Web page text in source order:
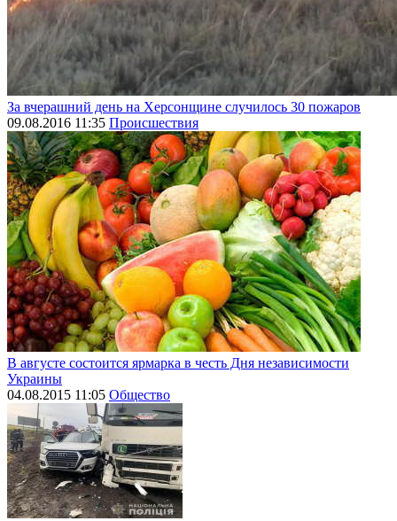
За вчерашний день на Херсонщине случилось 30 пожаров
09.08.2016 11:35 Происшествия
В августе состоится ярмарка в честь Дня независимости
Украины
04.08.2015 11:05 Общество